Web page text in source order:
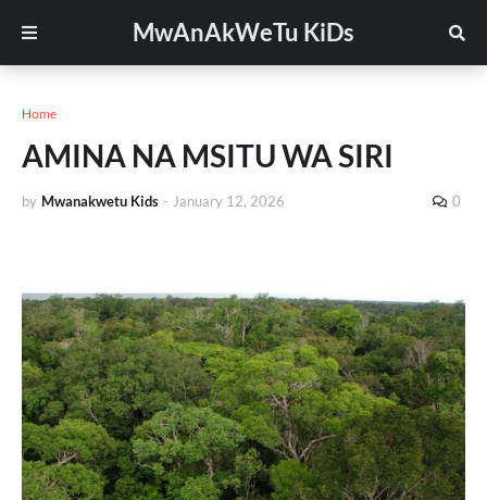
MwAnAkWeTu KiDs
Home
AMINA NA MSITU WA SIRI
by Mwanakwetu Kids - January 12, 2026 0